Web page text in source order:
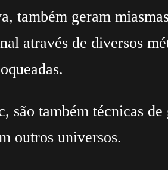
também geram
através de diversos
são também técnicas
outros universos.